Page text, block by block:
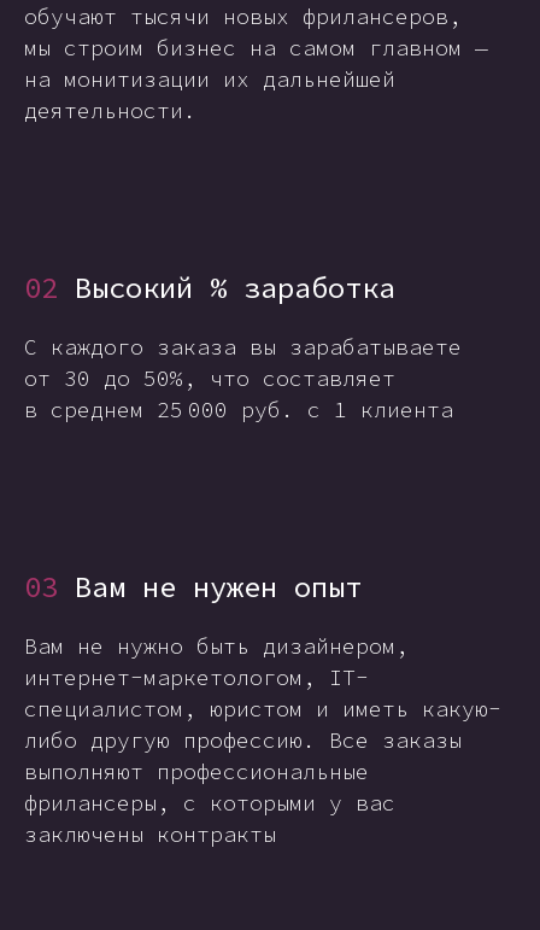
обучают тысячи новых фрилансеров,
мы строим бизнес на самом главном —
на монитизации их дальнейшей
деятельности.
02 Высокий % заработка
С каждого заказа вы зарабатываете
от 30 до 50%, что составляет
в среднем 25 000 руб. с 1 клиента
03 Вам не нужен опыт
Вам не нужно быть дизайнером,
интернет-маркетологом, IT-
специалистом, юристом и иметь какую-
либо другую профессию. Все заказы
выполняют профессиональные
фрилансеры, с которыми у вас
заключены контракты